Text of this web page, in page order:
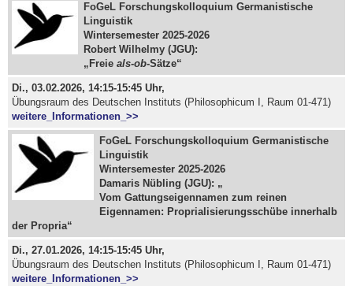
FoGeL Forschungskolloquium Germanistische
Linguistik
Wintersemester 2025-2026
Robert Wilhelmy (JGU):
„Freie als-ob-Sätze“
Di., 03.02.2026, 14:15-15:45 Uhr,
Übungsraum des Deutschen Instituts (Philosophicum I, Raum 01-471)
weitere_Informationen_>>
FoGeL Forschungskolloquium Germanistische
Linguistik
Wintersemester 2025-2026
Damaris Nübling (JGU): „
Vom Gattungseigennamen zum reinen
Eigennamen: Proprialisierungsschübe innerhalb
der Propria“
Di., 27.01.2026, 14:15-15:45 Uhr,
Übungsraum des Deutschen Instituts (Philosophicum I, Raum 01-471)
weitere_Informationen_>>